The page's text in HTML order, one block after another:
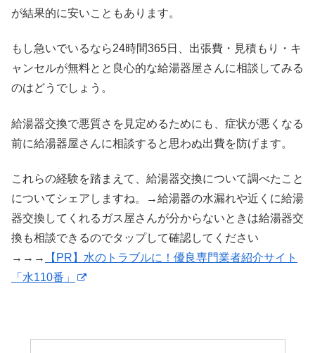
が結果的に安いこともあります。
もし急いでいるなら24時間365日、出張費・見積もり・キ
ャンセルが無料とと良心的な給湯器屋さんに相談してみる
のはどうでしょう。
給湯器交換で悪質さを見定めるためにも、症状が悪くなる
前に給湯器屋さんに相談すると思わぬ出費を防げます。
これらの経験を踏まえて、給湯器交換について調べたこと
についてシェアしますね。→給湯器の水漏れや近くに給湯
器交換してくれるガス屋さんが分からないときは給湯器交
換も相談できるのでタップして確認してください
→→→
【PR】水のトラブルに！優良専門業者紹介サイト
「水110番」